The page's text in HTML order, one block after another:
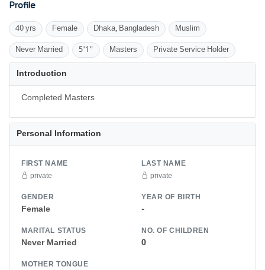
Profile
40 yrs Female Dhaka, Bangladesh Muslim
Never Married 5'1" Masters Private Service Holder
Introduction
Completed Masters
Personal Information
FIRST NAME
private
LAST NAME
private
GENDER
Female
YEAR OF BIRTH
-
MARITAL STATUS
Never Married
NO. OF CHILDREN
0
MOTHER TONGUE